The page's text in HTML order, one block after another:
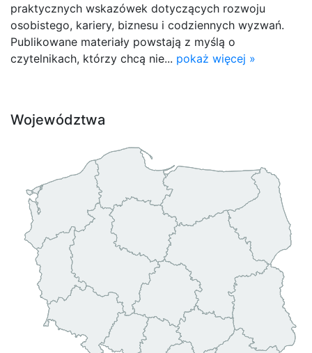
praktycznych wskazówek dotyczących rozwoju
osobistego, kariery, biznesu i codziennych wyzwań.
Publikowane materiały powstają z myślą o
czytelnikach, którzy chcą nie... pokaż więcej »
Województwa